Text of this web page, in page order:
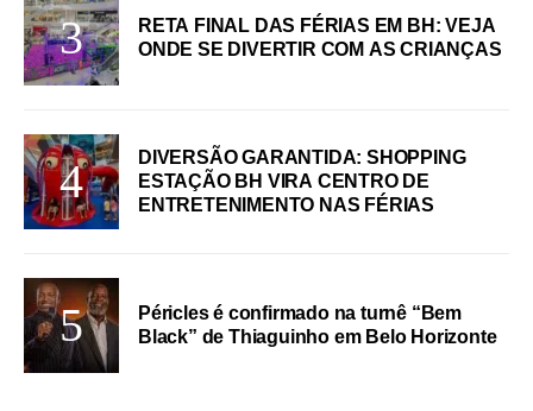
RETA FINAL DAS FÉRIAS EM BH: VEJA
ONDE SE DIVERTIR COM AS CRIANÇAS
DIVERSÃO GARANTIDA: SHOPPING
ESTAÇÃO BH VIRA CENTRO DE
ENTRETENIMENTO NAS FÉRIAS
Péricles é confirmado na turnê “Bem
Black” de Thiaguinho em Belo Horizonte